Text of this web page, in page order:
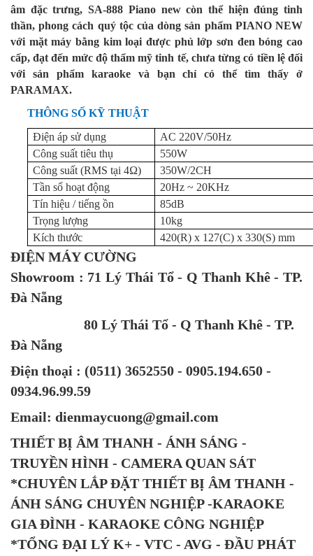
âm đặc trưng, SA-888 Piano new còn thể hiện đúng tinh
thần, phong cách quý tộc của dòng sản phẩm PIANO NEW
với mặt máy bằng kim loại được phủ lớp sơn đen bóng cao
cấp, đạt đến mức độ thẩm mỹ tinh tế, chưa từng có tiền lệ đối
với sản phẩm karaoke và bạn chỉ có thể tìm thấy ở
PARAMAX.
THÔNG SỐ KỸ THUẬT
Điện áp sử dụng
AC 220V/50Hz
Công suất tiêu thụ
550W
Công suất (RMS tại 4Ω)
350W/2CH
Tần số hoạt động
20Hz ~ 20KHz
Tín hiệu / tiếng ồn
85dB
Trọng lượng
10kg
Kích thước
420(R) x 127(C) x 330(S) mm
ĐIỆN MÁY CƯỜNG
Showroom : 71 Lý Thái Tổ - Q Thanh Khê - TP.
Đà Nẵng
80 Lý Thái Tổ - Q Thanh Khê - TP.
Đà Nẵng
Điện thoại : (0511) 3652550 - 0905.194.650 -
0934.96.99.59
Email: dienmaycuong@gmail.com
THIẾT BỊ ÂM THANH - ÁNH SÁNG -
TRUYỀN HÌNH - CAMERA QUAN SÁT
*CHUYÊN LẮP ĐẶT THIẾT BỊ ÂM THANH -
ÁNH SÁNG CHUYÊN NGHIỆP -KARAOKE
GIA ĐÌNH - KARAOKE CÔNG NGHIỆP
*TỔNG ĐẠI LÝ K+ - VTC - AVG - ĐẦU PHÁT